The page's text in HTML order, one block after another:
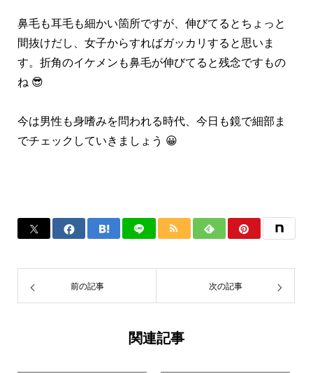
鼻毛も耳毛も細かい箇所ですが、伸びてるとちょっと
間抜けだし、女子からすればガッカリすると思いま
す。折角のイケメンも鼻毛が伸びてると残念ですもの
ね 😎
今は男性も身嗜みを問われる時代、今日も鏡で細部ま
でチェックしていきましょう 😀
前の記事 次の記事
関連記事